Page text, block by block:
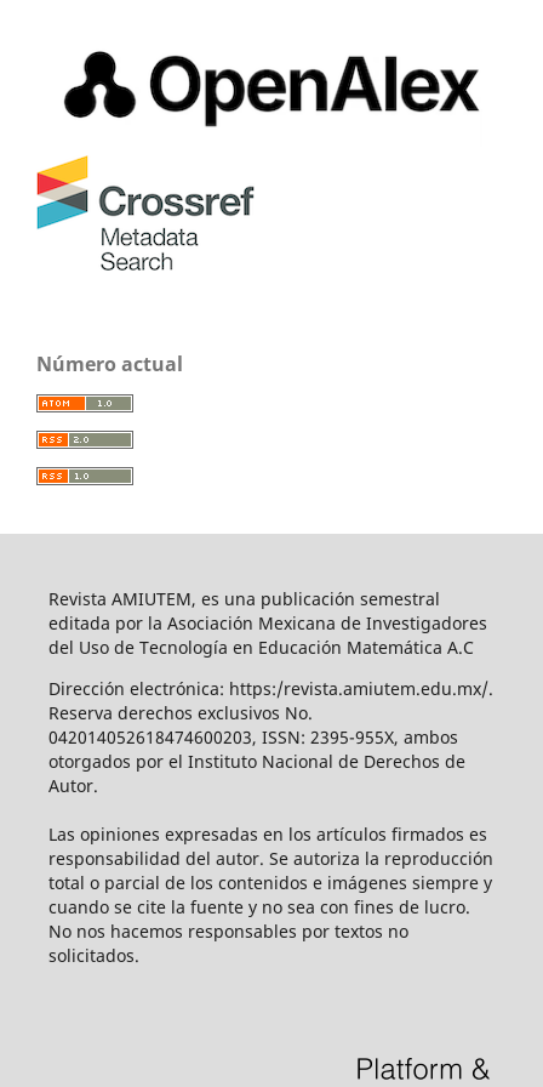
Número actual
Revista AMIUTEM, es una publicación semestral
editada por la Asociación Mexicana de Investigadores
del Uso de Tecnología en Educación Matemática A.C
Dirección electrónica: https:/revista.amiutem.edu.mx/.
Reserva derechos exclusivos No.
042014052618474600203, ISSN: 2395-955X, ambos
otorgados por el Instituto Nacional de Derechos de
Autor.
Las opiniones expresadas en los artículos firmados es
responsabilidad del autor. Se autoriza la reproducción
total o parcial de los contenidos e imágenes siempre y
cuando se cite la fuente y no sea con fines de lucro.
No nos hacemos responsables por textos no
solicitados.